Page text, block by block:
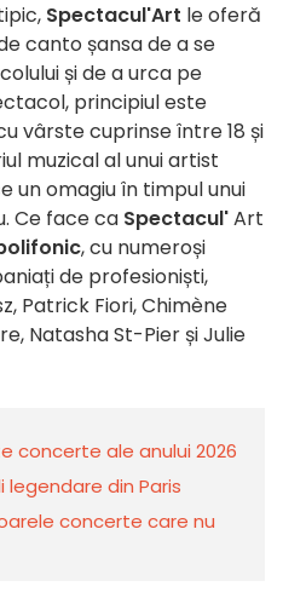
Spectacul'Art le oferă
canto șansa de a se
și de a urca pe
principiul este
vârste cuprinse între 18 și
muzical al unui artist
un omagiu în timpul unui
Ce face ca Spectacul'Art
, cu numeroși
de profesioniști,
Patrick Fiori, Chimène
Natasha St-Pier și Julie
concerte ale anului 2026
legendare din Paris
concerte care nu